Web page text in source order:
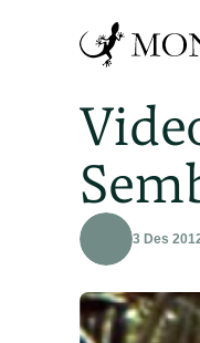
3 Des